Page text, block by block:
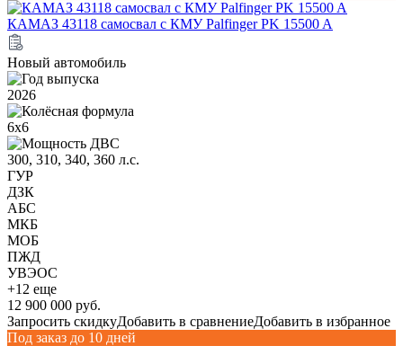
КАМАЗ 43118 самосвал с КМУ Palfinger PK 15500 A
Новый автомобиль
2026
6х6
300, 310, 340, 360 л.с.
ГУР
ДЗК
АБС
МКБ
МОБ
ПЖД
УВЭОС
+12 еще
12 900 000 руб.
Запросить скидкуДобавить в сравнениеДобавить в избранное
Под заказ до 10 дней